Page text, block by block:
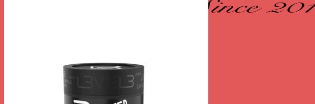
Se connecter